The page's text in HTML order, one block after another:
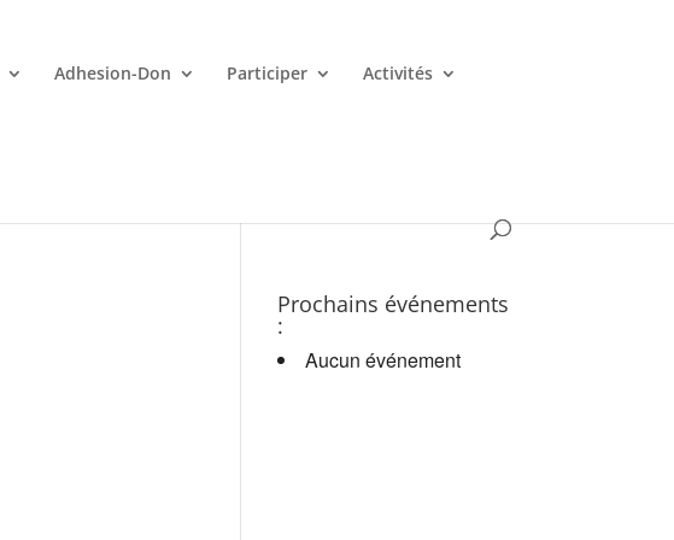
Adhesion-Don Participer Activités
Prochains événements
:
Aucun événement